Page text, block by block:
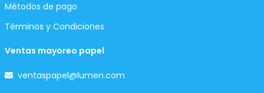
Métodos de pago
Términos y Condiciones
Ventas mayoreo papel
ventaspapel@lumen.com